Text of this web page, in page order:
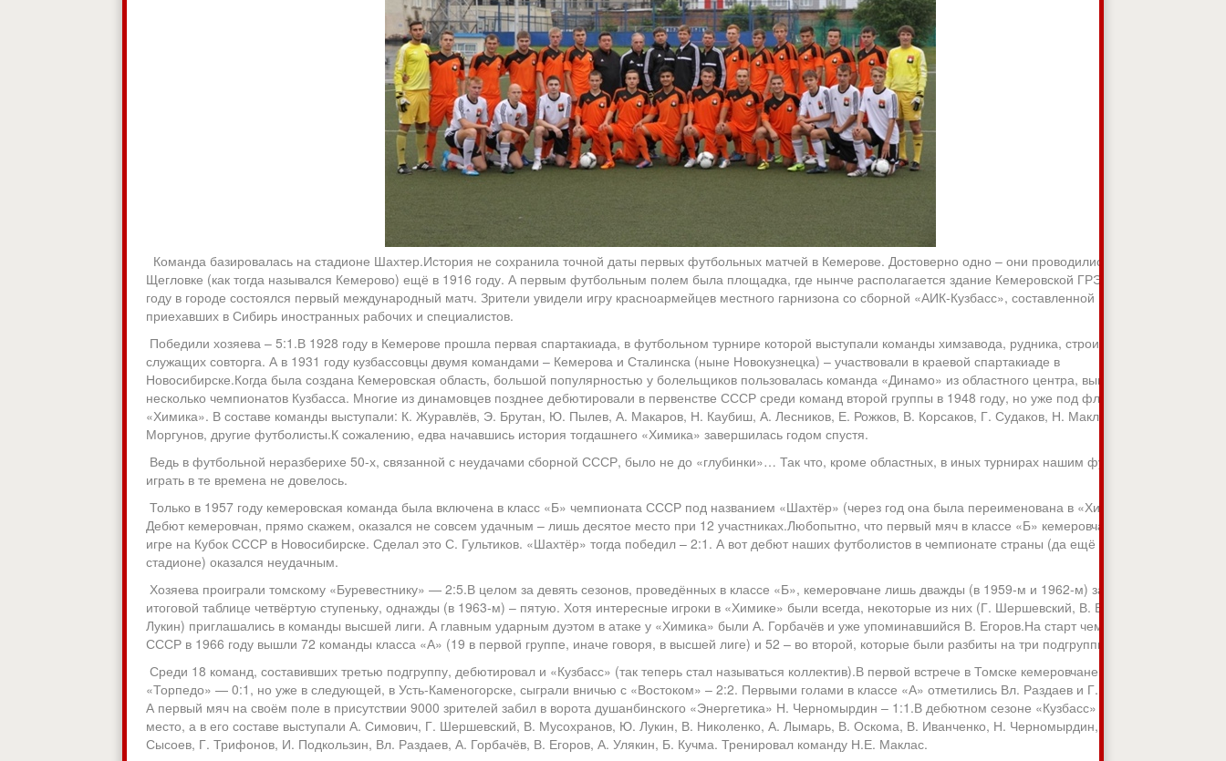
Команда базировалась на стадионе Шахтер.История не сохранила точной даты первых футбольных матчей в Кемерове. Достоверно одно – они проводились в
Щегловке (как тогда назывался Кемерово) ещё в 1916 году. А первым футбольным полем была площадка, где нынче располагается здание Кемеровской ГРЭС.В 1923
году в городе состоялся первый международный матч. Зрители увидели игру красноармейцев местного гарнизона со сборной «АИК-Кузбасс», составленной из
приехавших в Сибирь иностранных рабочих и специалистов.
Победили хозяева – 5:1.В 1928 году в Кемерове прошла первая спартакиада, в футбольном турнире которой выступали команды химзавода, рудника, строителей и
служащих совторга. А в 1931 году кузбассовцы двумя командами – Кемерова и Сталинска (ныне Новокузнецка) – участвовали в краевой спартакиаде в
Новосибирске.Когда была создана Кемеровская область, большой популярностью у болельщиков пользовалась команда «Динамо» из областного центра, выигрывавшая
несколько чемпионатов Кузбасса. Многие из динамовцев позднее дебютировали в первенстве СССР среди команд второй группы в 1948 году, но уже под флагом
«Химика». В составе команды выступали: К. Журавлёв, Э. Брутан, Ю. Пылев, А. Макаров, Н. Каубиш, А. Лесников, Е. Рожков, В. Корсаков, Г. Судаков, Н. Маклас, В.
Моргунов, другие футболисты.К сожалению, едва начавшись история тогдашнего «Химика» завершилась годом спустя.
Ведь в футбольной неразберихе 50-х, связанной с неудачами сборной СССР, было не до «глубинки»… Так что, кроме областных, в иных турнирах нашим футболистам
играть в те времена не довелось.
Только в 1957 году кемеровская команда была включена в класс «Б» чемпионата СССР под названием «Шахтёр» (через год она была переименована в «Химик»).
Дебют кемеровчан, прямо скажем, оказался не совсем удачным – лишь десятое место при 12 участниках.Любопытно, что первый мяч в классе «Б» кемеровчане забили в
игре на Кубок СССР в Новосибирске. Сделал это С. Гультиков. «Шахтёр» тогда победил – 2:1. А вот дебют наших футболистов в чемпионате страны (да ещё на родном
стадионе) оказался неудачным.
Хозяева проиграли томскому «Буревестнику» — 2:5.В целом за девять сезонов, проведённых в классе «Б», кемеровчане лишь дважды (в 1959-м и 1962-м) занимали в
итоговой таблице четвёртую ступеньку, однажды (в 1963-м) – пятую. Хотя интересные игроки в «Химике» были всегда, некоторые из них (Г. Шершевский, В. Егоров, Ю.
Лукин) приглашались в команды высшей лиги. А главным ударным дуэтом в атаке у «Химика» были А. Горбачёв и уже упоминавшийся В. Егоров.На старт чемпионата
СССР в 1966 году вышли 72 команды класса «А» (19 в первой группе, иначе говоря, в высшей лиге) и 52 – во второй, которые были разбиты на три подгруппы.
Среди 18 команд, составивших третью подгруппу, дебютировал и «Кузбасс» (так теперь стал называться коллектив).В первой встрече в Томске кемеровчане уступили
«Торпедо» — 0:1, но уже в следующей, в Усть-Каменогорске, сыграли вничью с «Востоком» – 2:2. Первыми голами в классе «А» отметились Вл. Раздаев и Г. Трифонов.
А первый мяч на своём поле в присутствии 9000 зрителей забил в ворота душанбинского «Энергетика» Н. Черномырдин – 1:1.В дебютном сезоне «Кузбасс» занял 11-
место, а в его составе выступали А. Симович, Г. Шершевский, В. Мусохранов, Ю. Лукин, В. Николенко, А. Лымарь, В. Оскома, В. Иванченко, Н. Черномырдин, И. Хома, С.
Сысоев, Г. Трифонов, И. Подкользин, Вл. Раздаев, А. Горбачёв, В. Егоров, А. Улякин, Б. Кучма. Тренировал команду Н.Е. Маклас.